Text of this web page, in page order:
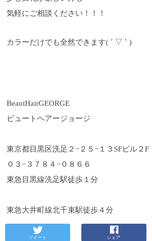
気軽にご相談ください！！！
カラーだけでも全然できます( ´ ▽ ` )
BeautHairGEORGE
ビュートヘアージョージ
東京都目黒区洗足２−２５− １３ SFビル２F
０３−３７８４−０８６６
東急目黒線洗足駅徒歩１分
東急大井町線北千束駅徒歩４分
ツイート シェア